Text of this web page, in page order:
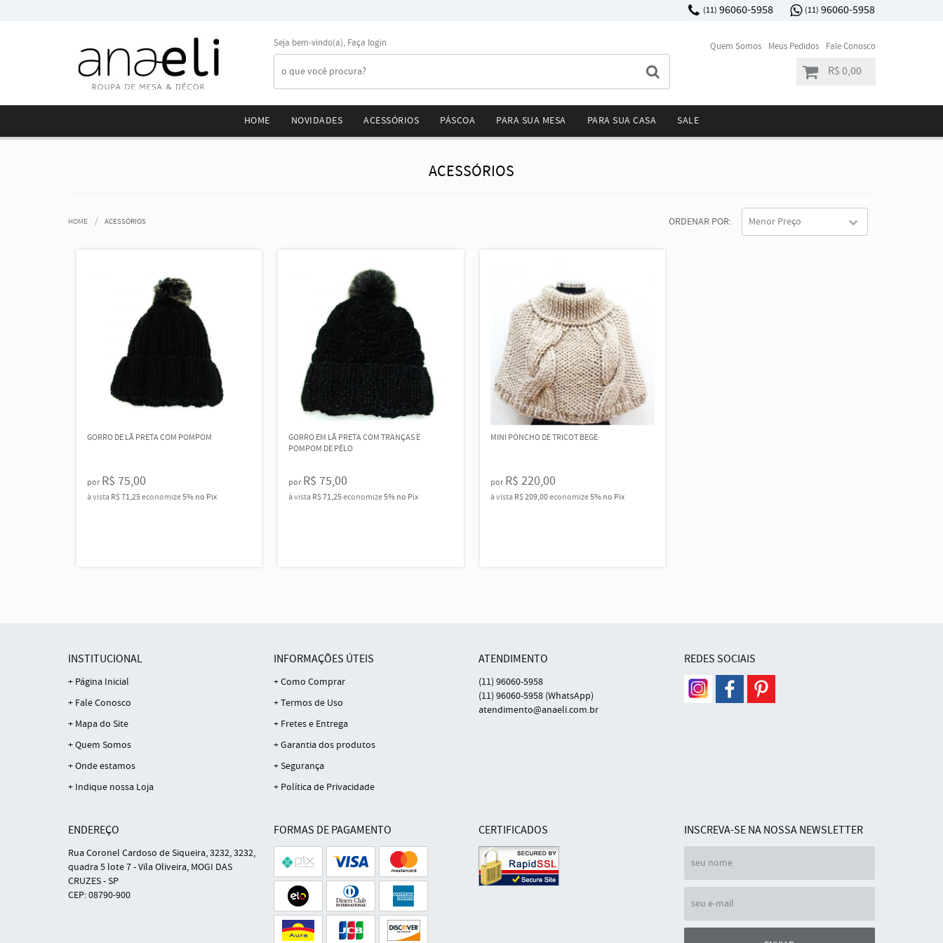
(11) 96060-5958 (11) 96060-5958
Seja bem-vindo(a), Faça login Quem Somos Meus Pedidos Fale Conosco
R$ 0,00
HOME NOVIDADES ACESSÓRIOS PÁSCOA PARA SUA MESA PARA SUA CASA SALE
ACESSÓRIOS
HOME ACESSÓRIOS ORDENAR POR Menor Preço
GORRO DE LÃ PRETA COM POMPOM
por R$ 75,00
à vistaR$ 71,25economize5% no Pix
GORRO EM LÃ PRETA COM TRANÇAS E
POMPOM DE PÊLO
por R$ 75,00
à vistaR$ 71,25economize5%no Pix
MINI PONCHO DE TRICOT BEGE
por R$ 220,00
à vistaR$ 209,00economize5% no Pix
INSTITUCIONAL
Página Inicial
Fale Conosco
Mapa do Site
Quem Somos
Onde estamos
Indique nossa Loja
INFORMAÇÕES ÚTEIS
Como Comprar
Termos de Uso
Fretes e Entrega
Garantia dos produtos
Segurança
Política de Privacidade
ATENDIMENTO
(11) 96060-5958
(11) 96060-5958 (WhatsApp)
atendimento@anaeli.com.br
REDES SOCIAIS
ENDEREÇO
Rua Coronel Cardoso de Siqueira, 3232, 3232,
quadra 5 lote 7-Vila Oliveira, MOGI DAS
CRUZES-SP
CEP: 08790-900
FORMAS DE PAGAMENTO CERTIFICADOS INSCREVA-SE NA NOSSA NEWSLETTER